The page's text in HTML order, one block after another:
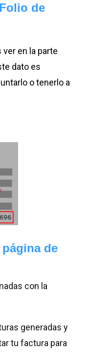
de
en la parte
dato es
o tenerlo a
página de
con la
generadas y
tu factura para